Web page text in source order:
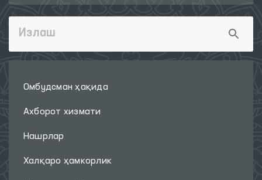
Омбудсман ҳақида
Ахборот хизмати
Нашрлар
Халқаро ҳамкорлик